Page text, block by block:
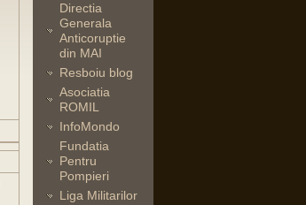
Directia
Generala
Anticoruptie
din MAI
Resboiu blog
Asociatia
ROMIL
InfoMondo
Fundatia
Pentru
Pompieri
Liga Militarilor